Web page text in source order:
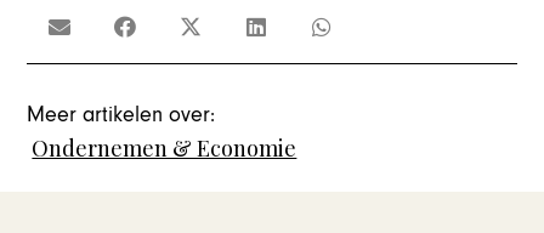
Meer artikelen over:
Ondernemen & Economie